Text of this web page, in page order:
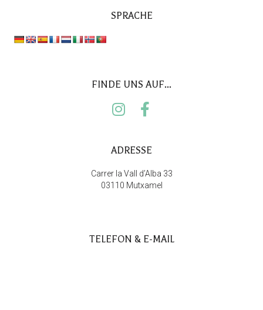
TELEFON & E-MAIL
ADRESSE
Carrer la Vall d’Alba 33
03110 Mutxamel
FINDE UNS AUF...
SPRACHE